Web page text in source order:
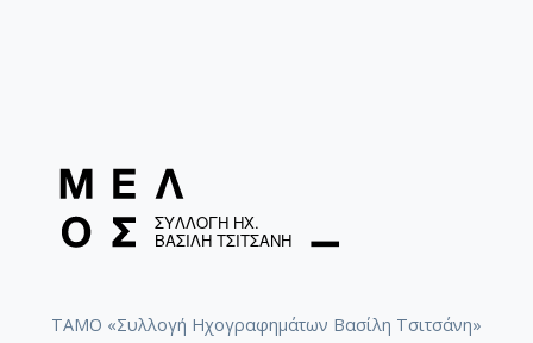
ΤΑΜΟ «Συλλογή Ηχογραφημάτων Βασίλη Τσιτσάνη»